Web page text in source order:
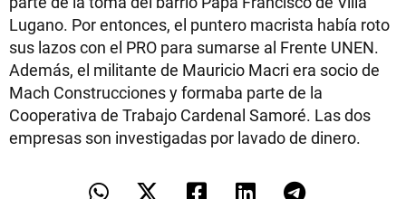
Lugano. Por entonces, el puntero macrista había roto
sus lazos con el PRO para sumarse al Frente UNEN.
Además, el militante de Mauricio Macri era socio de
Mach Construcciones y formaba parte de la
Cooperativa de Trabajo Cardenal Samoré. Las dos
empresas son investigadas por lavado de dinero.